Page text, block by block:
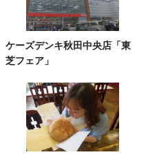
ケーズデンキ秋田中央店「東
芝フェア」